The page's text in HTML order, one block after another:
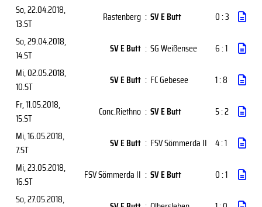
So, 22.04.2018,
13.ST
Rastenberg : SV E Butt
0 : 3
So, 29.04.2018,
14.ST
SV E Butt : SG Weißensee
6 : 1
Mi, 02.05.2018,
10.ST
SV E Butt : FC Gebesee
1 : 8
Fr, 11.05.2018,
15.ST
Conc.Riethno : SV E Butt
5 : 2
Mi, 16.05.2018,
7.ST
SV E Butt : FSV Sömmerda II 4 : 1
Mi, 23.05.2018,
16.ST
FSV Sömmerda II : SV E Butt
0 : 1
So, 27.05.2018,